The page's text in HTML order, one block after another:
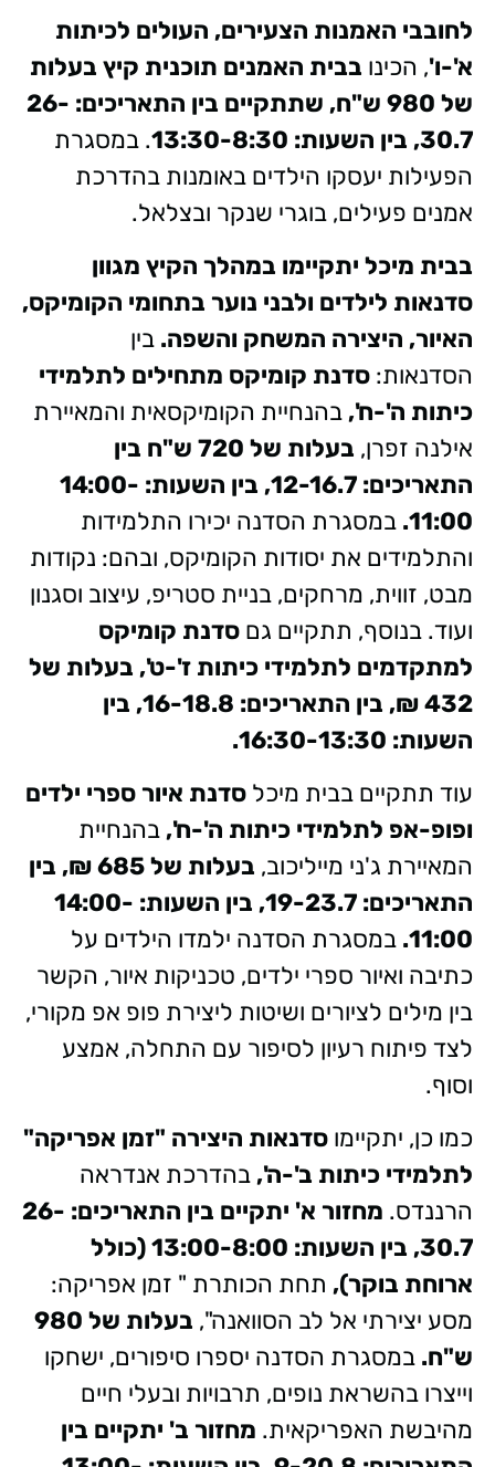
לחובבי האמנות הצעירים, העולים לכיתות
א'-ו', הכינו בבית האמנים תוכנית קיץ בעלות
של 980 ש"ח, שתתקיים בין התאריכים: 26-
30.7, בין השעות: 13:30-8:30
. במסגרת
הפעילות יעסקו הילדים באומנות בהדרכת
אמנים פעילים, בוגרי שנקר ובצלאל.
בבית מיכל יתקיימו במהלך הקיץ מגוון
סדנאות לילדים ולבני נוער בתחומי הקומיקס,
האיור, היצירה המשחק והשפה. בין
הסדנאות: סדנת קומיקס מתחילים לתלמידי
כיתות ה'-ח', בהנחיית הקומיקסאית והמאיירת
אילנה זפרן, בעלות של 720 ש"ח
בין
התאריכים: 12-16.7, בין השעות: 14:00-
11:00. במסגרת הסדנה יכירו התלמידות
והתלמידים את יסודות הקומיקס, ובהם: נקודות
מבט, זווית, מרחקים, בניית סטריפ, עיצוב וסגנון
ועוד. בנוסף, תתקיים גם סדנת קומיקס
למתקדמים לתלמידי כיתות ז'-ט', בעלות של
432 ₪, בין התאריכים: 16-18.8, בין
השעות: 16:30-13:30.
עוד תתקיים בבית מיכל סדנת איור ספרי ילדים
ופופ-אפ לתלמידי כיתות ה'-ח', בהנחיית
המאיירת ג'ני מייליכוב, בעלות של 685 ₪,
בין
התאריכים: 19-23.7, בין השעות: 14:00-
11:00. במסגרת הסדנה ילמדו הילדים על
כתיבה ואיור ספרי ילדים, טכניקות איור, הקשר
בין מילים לציורים ושיטות ליצירת פופ אפ מקורי,
לצד פיתוח רעיון לסיפור עם התחלה, אמצע
וסוף.
כמו כן, יתקיימו סדנאות היצירה "זמן אפריקה"
לתלמידי כיתות ב'-ה', בהדרכת אנדראה
הרננדס.
מחזור א' יתקיים בין התאריכים: 26-
30.7, בין השעות: 13:00-8:00 (כולל
ארוחת בוקר), תחת הכותרת " זמן אפריקה:
מסע יצירתי אל לב הסוואנה",
בעלות של 980
ש"ח. במסגרת הסדנה יספרו סיפורים, ישחקו
וייצרו בהשראת נופים, תרבויות ובעלי חיים
מהיבשת האפריקאית. מחזור ב' יתקיים בין